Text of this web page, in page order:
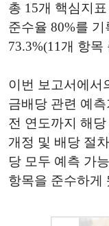
총 15개 핵심지
준수율 80%를
73.3%(11개 항
이번 보고서에서
금배당 관련 예
전 연도까지 해
개정 및 배당 절
당 모두 예측 가
항목을 준수하게